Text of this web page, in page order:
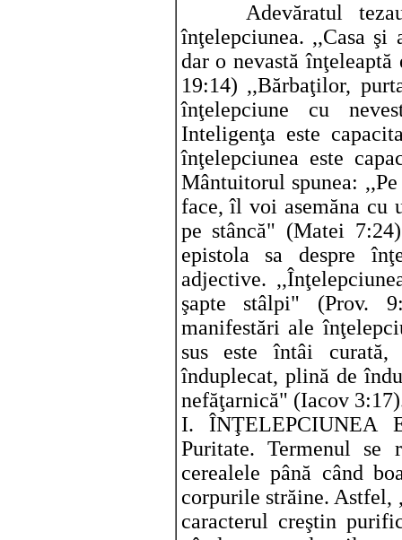
Adevăratul tezaur
înţelepciunea. ,,Casa
dar o nevastă
19:14) ,,Bărbaţilor,
înţelepciune cu
Inteligenţa este
înţelepciunea este
Mântuitorul spunea:
face, îl voi asemăna cu
pe stâncă" (Matei
epistola sa despre
adjective.
şapte stâlpi" (Prov.
manifestări ale
sus este întâi curată,
înduplecat, plină de
nefăţarnică" (Iacov
I. ÎNŢELEPCIUNEA
Puritate. Termenul se
cerealele până când
corpurile străine. Astfel,
caracterul creştin